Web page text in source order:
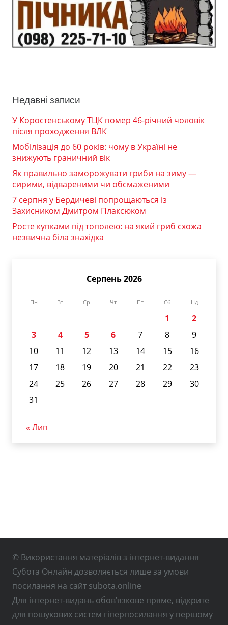
Недавні записи
У Коростенському ТЦК помер 46-річний чоловік
після проходження ВЛК
Мобілізація до 60 років: чому в Україні не
знижують граничний вік
Як правильно заморожувати гриби на зиму —
сирими, відвареними чи обсмаженими
7 серпня у Бердичеві попрощаються із
Захисником Дмитром Плаксюком
Росте купками під тополею: на який гриб схожа
незвична біла знахідка
Серпень 2026
Пн Вт Ср Чт Пт Сб Нд
1
2
3
4 5 6 7 8
9
10
11 12 13 14 15
16
17
18 19 20 21 22
23
24
25 26 27 28 29
30
31
« Лип
© Використання матеріалів з інтернет-видання
Субота Онлайн дозволяється лише за умови
посилання на сайт subota.online
Для інтернет-видань обов’язкове пряме, відкрите
для пошукових систем гіперпосилання у першому